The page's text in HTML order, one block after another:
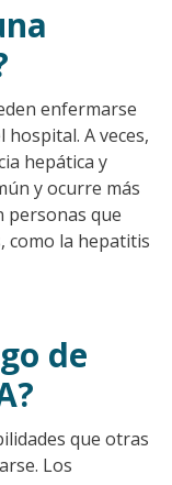
enfermarse
A veces,
hepática y
y ocurre más
personas que
como la hepatitis
de
que otras
Los